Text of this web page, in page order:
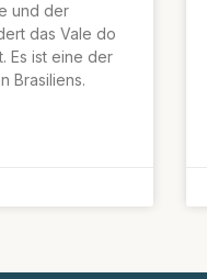
und der
das Vale do
Es ist eine der
Brasiliens.